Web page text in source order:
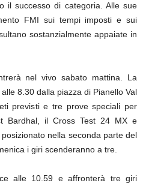
il successo di categoria. Alle sue
FMI sui tempi imposti e sui
sostanzialmente appaiate in
nel vivo sabato mattina. La
8.30 dalla piazza di Pianello Val
previsti e tre prove speciali per
Bardhal, il Cross Test 24 MX e
nella seconda parte del
i giri scenderanno a tre.
alle 10.59 e affronterà tre giri